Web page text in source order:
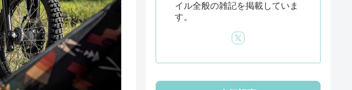
イル全般の雑記を掲載していま
す。